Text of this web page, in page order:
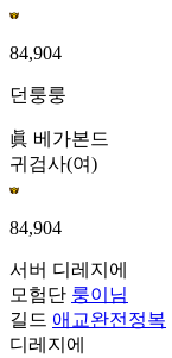
84,904
던룽룽
眞 베가본드
귀검사(여)
84,904
서버 디레지에
모험단 룽이님
길드 애교완전정복
디레지에